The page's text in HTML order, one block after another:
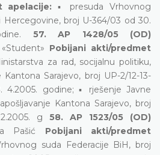
apelacije: ▪ presuda Vrhovnog
Hercegovine, broj U-364/03 od 30.
57. AP 1428/05 (OD)
«Student» Pobijani akti/predmet
za rad, socijalnu politiku,
Sarajevo, broj UP-2/12-13-
4.2005. godine; ▪ rješenje Javne
Kantona Sarajevo, broj
g 58. AP 1523/05 (OD)
Pašić Pobijani akti/predmet
suda Federacije BiH, broj